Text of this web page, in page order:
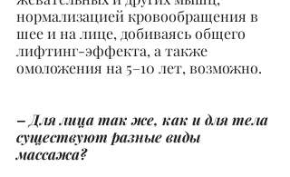
нормализацией кровообращения в
шее и на лице, добиваясь общего
лифтинг-эффекта, а также
омоложения на 5–10 лет, возможно.
– Для лица так же, как и для тела
существуют разные виды
массажа?